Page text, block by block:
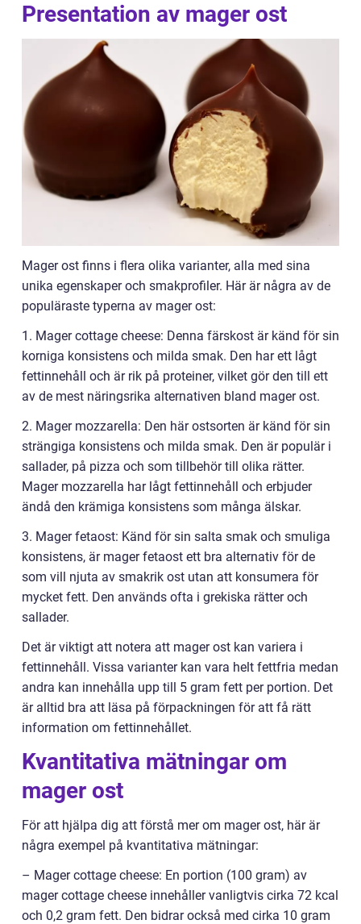
Presentation av mager ost
Mager ost finns i flera olika varianter, alla med sina
unika egenskaper och smakprofiler. Här är några av de
populäraste typerna av mager ost:
1. Mager cottage cheese: Denna färskost är känd för sin
korniga konsistens och milda smak. Den har ett lågt
fettinnehåll och är rik på proteiner, vilket gör den till ett
av de mest näringsrika alternativen bland mager ost.
2. Mager mozzarella: Den här ostsorten är känd för sin
strängiga konsistens och milda smak. Den är populär i
sallader, på pizza och som tillbehör till olika rätter.
Mager mozzarella har lågt fettinnehåll och erbjuder
ändå den krämiga konsistens som många älskar.
3. Mager fetaost: Känd för sin salta smak och smuliga
konsistens, är mager fetaost ett bra alternativ för de
som vill njuta av smakrik ost utan att konsumera för
mycket fett. Den används ofta i grekiska rätter och
sallader.
Det är viktigt att notera att mager ost kan variera i
fettinnehåll. Vissa varianter kan vara helt fettfria medan
andra kan innehålla upp till 5 gram fett per portion. Det
är alltid bra att läsa på förpackningen för att få rätt
information om fettinnehållet.
Kvantitativa mätningar om
mager ost
För att hjälpa dig att förstå mer om mager ost, här är
några exempel på kvantitativa mätningar:
– Mager cottage cheese: En portion (100 gram) av
mager cottage cheese innehåller vanligtvis cirka 72 kcal
och 0,2 gram fett. Den bidrar också med cirka 10 gram